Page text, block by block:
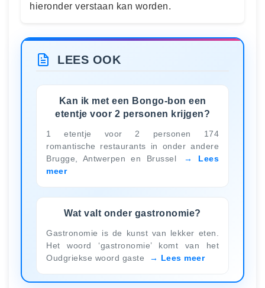
hieronder verstaan kan worden.
LEES OOK
Kan ik met een Bongo-bon een
etentje voor 2 personen krijgen?
1 etentje voor 2 personen 174
romantische restaurants in onder andere
Brugge, Antwerpen en Brussel
Lees
meer
Wat valt onder gastronomie?
Gastronomie is de kunst van lekker eten.
Het woord ‘gastronomie’ komt van het
Oudgriekse woord gaste
Lees meer